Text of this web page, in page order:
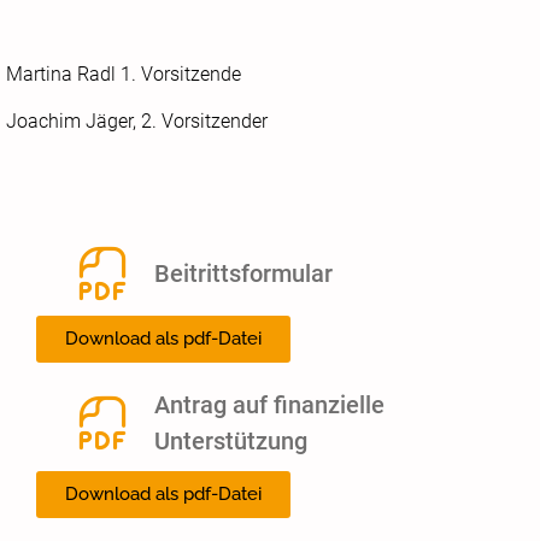
Martina Radl 1. Vorsitzende
Joachim Jäger, 2. Vorsitzender
Beitrittsformular
Download als pdf-Datei
Antrag auf finanzielle
Unterstützung
Download als pdf-Datei